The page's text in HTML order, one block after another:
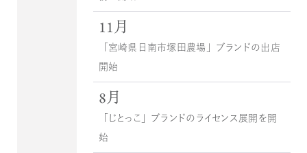
11月
「宮崎県日南市塚田農場」ブランドの出店
開始
8月
「じとっこ」ブランドのライセンス展開を開
始